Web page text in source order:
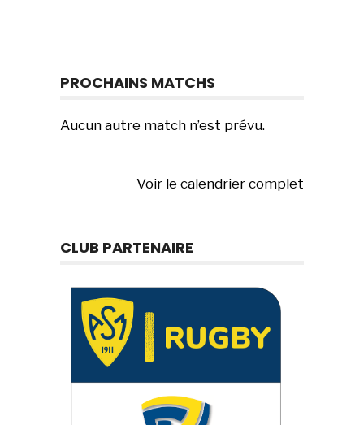
PROCHAINS MATCHS
Aucun autre match n’est prévu.
Voir le calendrier complet
CLUB PARTENAIRE